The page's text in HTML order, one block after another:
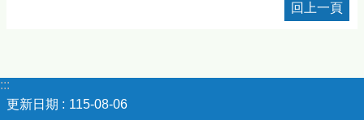
回上一頁
:::
更新日期
115-08-06